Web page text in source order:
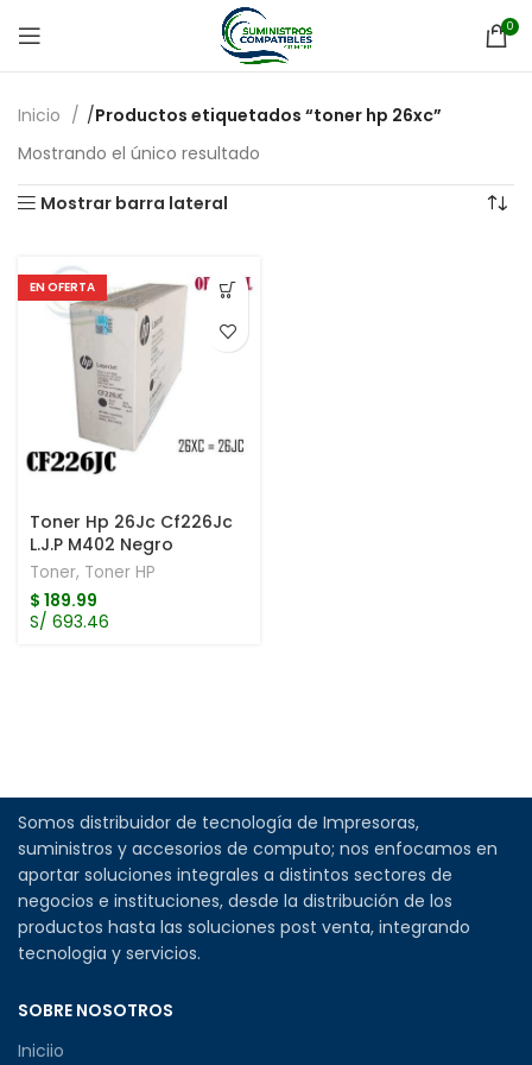
0
Inicio
Productos etiquetados “toner hp 26xc”
Mostrando el único resultado
Mostrar barra lateral
EN OFERTA
Toner Hp 26Jc Cf226Jc
L.J.P M402 Negro
Toner, Toner HP
$ 189.99
S/ 693.46
Somos distribuidor de tecnología de Impresoras,
suministros y accesorios de computo; nos enfocamos en
aportar soluciones integrales a distintos sectores de
negocios e instituciones, desde la distribución de los
productos hasta las soluciones post venta, integrando
tecnologia y servicios.
SOBRE NOSOTROS
Iniciio